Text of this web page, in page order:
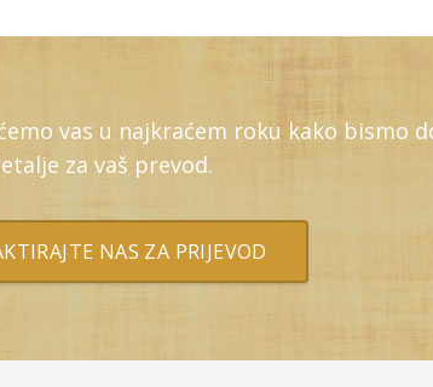
vas u najkraćem roku kako bismo
za vaš prevod.
NAS ZA PRIJEVOD